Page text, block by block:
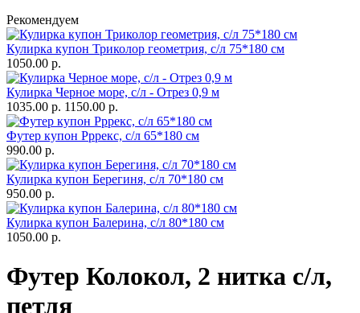
Рекомендуем
Кулирка купон Триколор геометрия, с/л 75*180 см
1050.00 р.
Кулирка Черное море, с/л - Отрез 0,9 м
1035.00 р. 1150.00 р.
Футер купон Рррекс, с/л 65*180 см
990.00 р.
Кулирка купон Берегиня, с/л 70*180 см
950.00 р.
Кулирка купон Балерина, с/л 80*180 см
1050.00 р.
Футер Колокол, 2 нитка с/л,
петля